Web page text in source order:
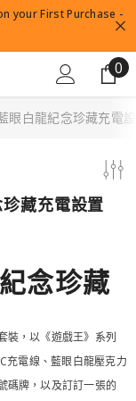
your First Purchase -
00
眼白龍紀念珍藏充電
藏充電設置
念珍藏
裝，以《遊戲王》系列
充電線、藍眼白龍壓克力
碼牌，以及訂訂一張的